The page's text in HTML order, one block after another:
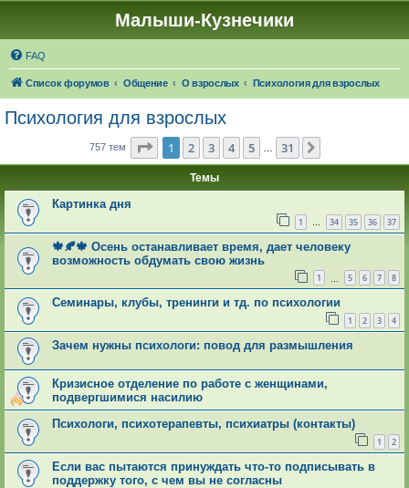
Малыши-Кузнечики
FAQ
Список форумов Общение О взрослых Психология для взрослых
Психология для взрослых
757 тем Страница из 31
1 2 3 4 5 31
Темы
Картинка дня
1 … 34 35 36 37
🍁🍂🍁 Осень останавливает время, дает человеку
возможность обдумать свою жизнь
1 5 6 7 8
Семинары, клубы, тренинги и тд. по психологии
1 2 3 4
Зачем нужны психологи: повод для размышления
Кризисное​ отделение по работе с женщинами,
подвергшимися насилию
Психологи, психотерапевты, психиатры (контакты)
1 2
Если вас пытаются принуждать что-то подписывать в
поддержку того, с чем вы не согласны